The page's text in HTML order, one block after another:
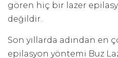
gören hiç bir lazer
değildir.
Son yıllarda adından en
epilasyon yöntemi Buz